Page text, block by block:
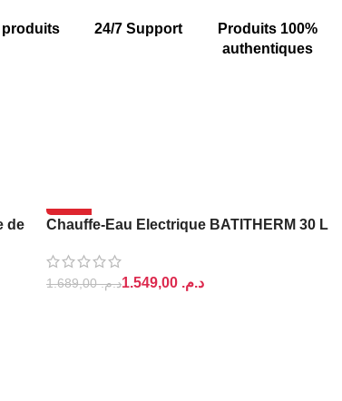
produits 24/7 Support
Produits 100%
authentiques
de
-8%
Chauffe-Eau Electrique BATITHERM 30 L
د.م.1.689,00 د.م.